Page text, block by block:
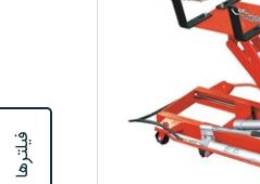
فیلترها